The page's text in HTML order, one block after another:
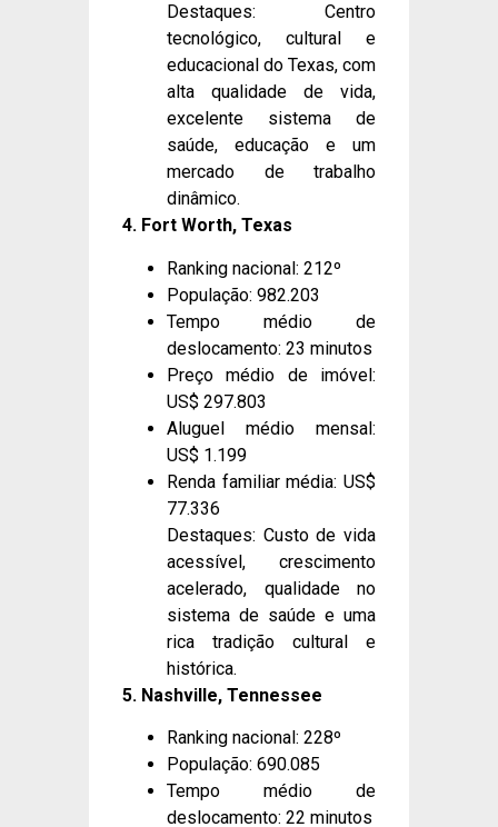
Destaques: Centro
tecnológico, cultural e
educacional do Texas, com
alta qualidade de vida,
excelente sistema de
saúde, educação e um
mercado de trabalho
dinâmico.
4. Fort Worth, Texas
Ranking nacional: 212º
População: 982.203
Tempo médio de
deslocamento: 23 minutos
Preço médio de imóvel:
US$ 297.803
Aluguel médio mensal:
US$ 1.199
Renda familiar média: US$
77.336
Destaques: Custo de vida
acessível, crescimento
acelerado, qualidade no
sistema de saúde e uma
rica tradição cultural e
histórica.
5. Nashville, Tennessee
Ranking nacional: 228º
População: 690.085
Tempo médio de
deslocamento: 22 minutos